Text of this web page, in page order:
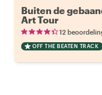
Buiten de
Art Tour
12
OFF THE BEATEN TRACK